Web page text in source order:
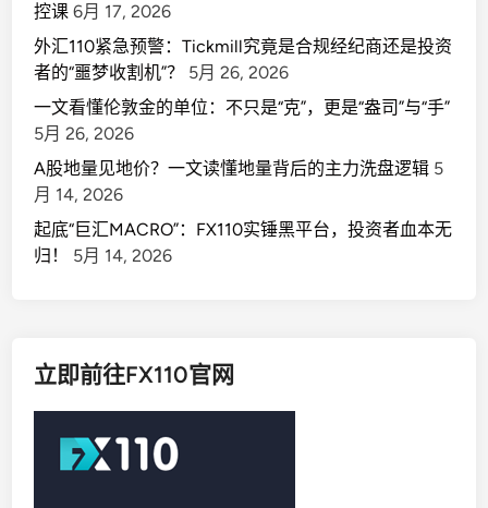
控课 6月 17, 2026
外汇110紧急预警：Tickmill究竟是合规经纪商还是投资
者的“噩梦收割机”？
5月 26, 2026
一文看懂伦敦金的单位：不只是“克”，更是“盎司”与“手”
5月 26, 2026
A股地量见地价？一文读懂地量背后的主力洗盘逻辑 5
月 14, 2026
起底“巨汇MACRO”：FX110实锤黑平台，投资者血本无
归！
5月 14, 2026
立即前往FX110官网